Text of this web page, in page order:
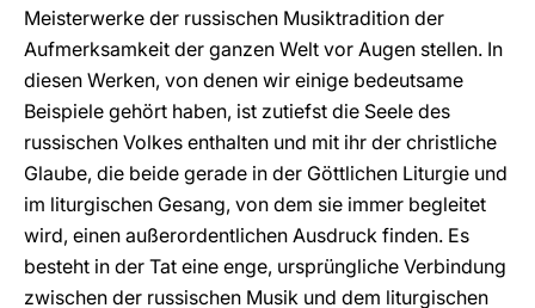
Meisterwerke der russischen Musiktradition der
Aufmerksamkeit der ganzen Welt vor Augen stellen. In
diesen Werken, von denen wir einige bedeutsame
Beispiele gehört haben, ist zutiefst die Seele des
russischen Volkes enthalten und mit ihr der christliche
Glaube, die beide gerade in der Göttlichen Liturgie und
im liturgischen Gesang, von dem sie immer begleitet
wird, einen außerordentlichen Ausdruck finden. Es
besteht in der Tat eine enge, ursprüngliche Verbindung
zwischen der russischen Musik und dem liturgischen